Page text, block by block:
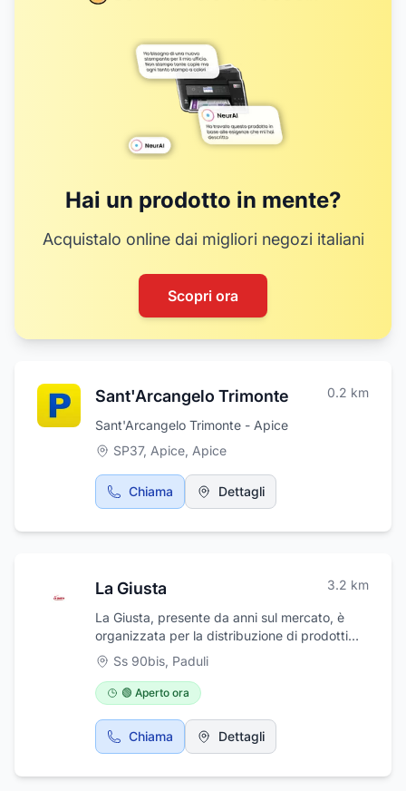
Hai un prodotto in mente?
Acquistalo online dai migliori negozi italiani
Scopri ora
Sant'Arcangelo Trimonte 0.2 km
Sant'Arcangelo Trimonte - Apice
SP37, Apice, Apice
Chiama Dettagli
La Giusta 3.2 km
La Giusta, presente da anni sul mercato, è
organizzata per la distribuzione di prodotti
petroliferi da riscaldamento e trasporto nel
beneventano e in tutta la Campania. Nata
come piccola azienda individuale, oggi
costituisce il risultato di una progressiva
integrazione dell'attività di più servizi evoluti
nel tempo, per meglio rispondere alle mutate
struttura operativa si avvale di collaboratori
Ss 90bis, Paduli
🟢 Aperto ora
Chiama Dettagli